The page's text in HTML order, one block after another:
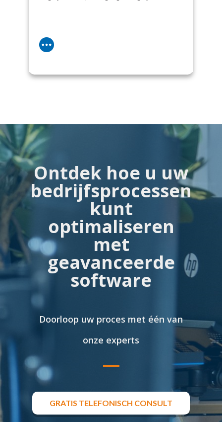
Ontdek hoe u uw
bedrijfsprocessen
kunt
optimaliseren
met
geavanceerde
software
Doorloop uw proces met één van
onze experts
GRATIS TELEFONISCH CONSULT